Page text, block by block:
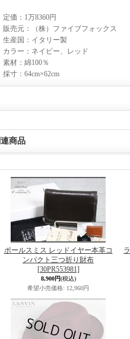
定価：1万8360円
販売元：（株）ファイブフォックス
生産国：イタリー製
カラー：ネイビー、レッド
素材：綿100％
採寸：64cm×62cm
商品
ポールスミス レッドイヤー本革コ
ンパクト三つ折り財布
[30PR553981]
8,900円(税込)
希望小売価格: 12,960円